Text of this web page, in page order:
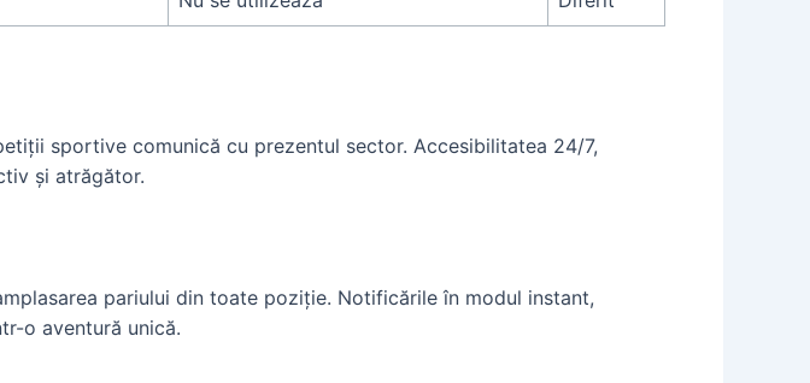
sportive comunică cu prezentul sector. Accesibilitatea 24/7,
și atrăgător.
pariului din toate poziție. Notificările în modul instant,
o aventură unică.